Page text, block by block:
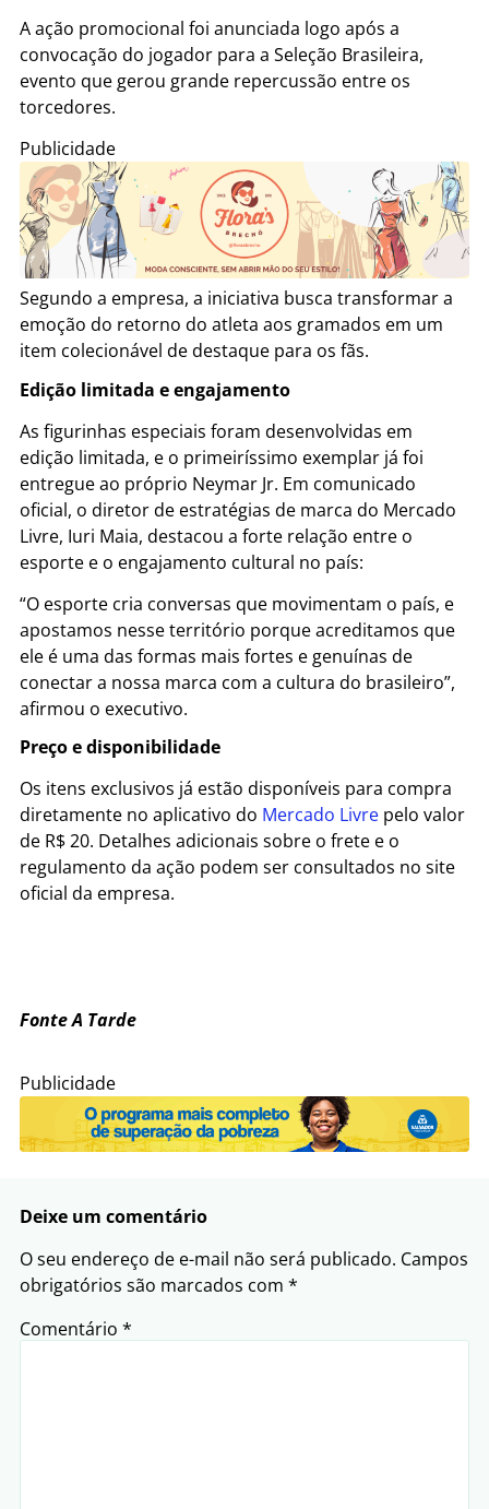
A ação promocional foi anunciada logo após a
convocação do jogador para a Seleção Brasileira,
evento que gerou grande repercussão entre os
torcedores.
Publicidade
Segundo a empresa, a iniciativa busca transformar a
emoção do retorno do atleta aos gramados em um
item colecionável de destaque para os fãs.
Edição limitada e engajamento
As figurinhas especiais foram desenvolvidas em
edição limitada, e o primeiríssimo exemplar já foi
entregue ao próprio Neymar Jr. Em comunicado
oficial, o diretor de estratégias de marca do Mercado
Livre, Iuri Maia, destacou a forte relação entre o
esporte e o engajamento cultural no país:
“O esporte cria conversas que movimentam o país, e
apostamos nesse território porque acreditamos que
ele é uma das formas mais fortes e genuínas de
conectar a nossa marca com a cultura do brasileiro”,
afirmou o executivo.
Preço e disponibilidade
Os itens exclusivos já estão disponíveis para compra
diretamente no aplicativo do Mercado Livre pelo valor
de R$ 20. Detalhes adicionais sobre o frete e o
regulamento da ação podem ser consultados no site
oficial da empresa.
Fonte A Tarde
Publicidade
Deixe um comentário
O seu endereço de e-mail não será publicado. Campos
obrigatórios são marcados com *
Comentário *